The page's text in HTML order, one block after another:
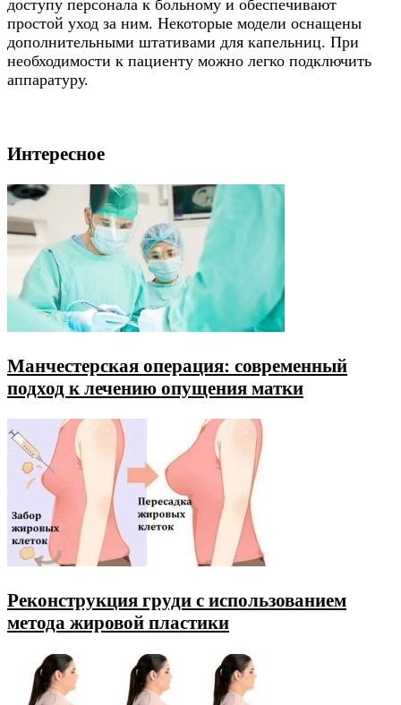
доступу персонала к больному и обеспечивают
простой уход за ним. Некоторые модели оснащены
дополнительными штативами для капельниц. При
необходимости к пациенту можно легко подключить
аппаратуру.
Интересное
Манчестерская операция: современный
подход к лечению опущения матки
Реконструкция груди с использованием
метода жировой пластики